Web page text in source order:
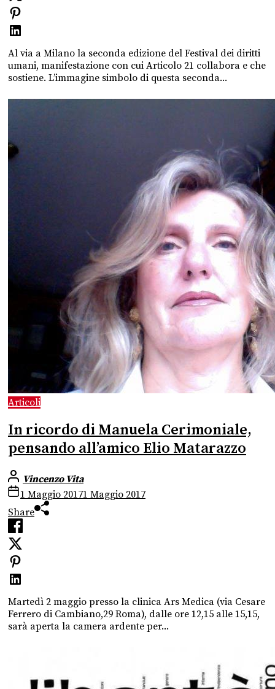
Al via a Milano la seconda edizione del Festival dei diritti
umani, manifestazione con cui Articolo 21 collabora e che
sostiene. L’immagine simbolo di questa seconda...
Articoli
In ricordo di Manuela Cerimoniale,
pensando all’amico Elio Matarazzo
Vincenzo Vita
1 Maggio 20171 Maggio 2017
Share
Martedì 2 maggio presso la clinica Ars Medica (via Cesare
Ferrero di Cambiano,29 Roma), dalle ore 12,15 alle 15,15,
sarà aperta la camera ardente per...